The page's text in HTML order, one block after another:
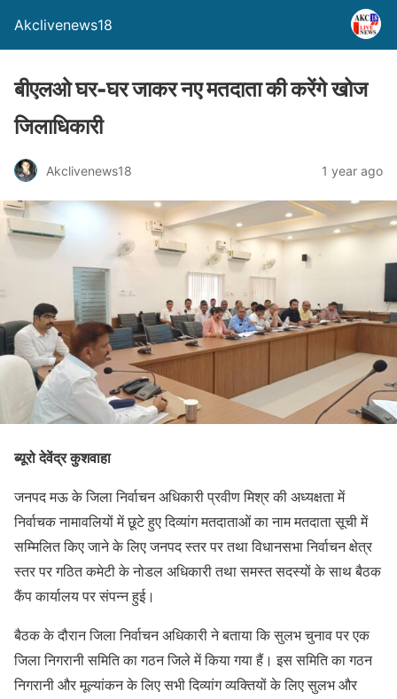
Akclivenews18
बीएलओ घर-घर जाकर नए मतदाता की करेंगे खोज
जिलाधिकारी
Akclivenews18 1 year ago
ब्यूरो देवेंद्र कुशवाहा
जनपद मऊ के जिला निर्वाचन अधिकारी प्रवीण मिश्र की अध्यक्षता में
निर्वाचक नामावलियों में छूटे हुए दिव्यांग मतदाताओं का नाम मतदाता सूची में
सम्मिलित किए जाने के लिए जनपद स्तर पर तथा विधानसभा निर्वाचन क्षेत्र
स्तर पर गठित कमेटी के नोडल अधिकारी तथा समस्त सदस्यों के साथ बैठक
कैंप कार्यालय पर संपन्न हुई।
बैठक के दौरान जिला निर्वाचन अधिकारी ने बताया कि सुलभ चुनाव पर एक
जिला निगरानी समिति का गठन जिले में किया गया हैं। इस समिति का गठन
निगरानी और मूल्यांकन के लिए सभी दिव्यांग व्यक्तियों के लिए सुलभ और